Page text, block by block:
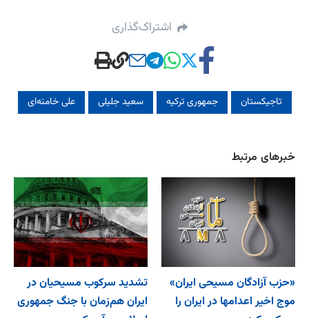
اشتراک‌گذاری
تاجیکستان جمهوری ترکیه سعید جلیلی علی خامنه‌ای
خبرهای مرتبط
«حزب آزادگان مسیحی ایران»
موج اخیر اعدامها در ایران را
تشدید سرکوب مسیحیان در
ایران هم‌زمان با جنگ جمهوری